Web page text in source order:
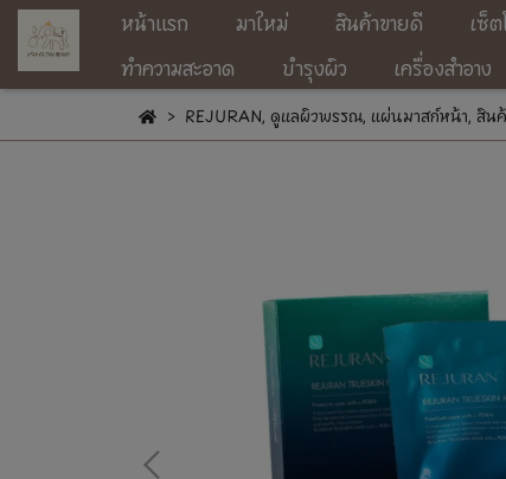
หน้าแรก มาใหม่ สินค้าขายดี เซ็
ทำความสะอาด
บำรุงผิว เครื่องสำอาง
REJURAN, ดูแลผิวพรรณ, แผ่นมาสก์หน้า, สิน